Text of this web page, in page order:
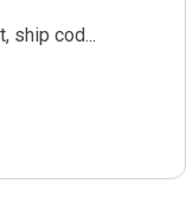
ship cod...